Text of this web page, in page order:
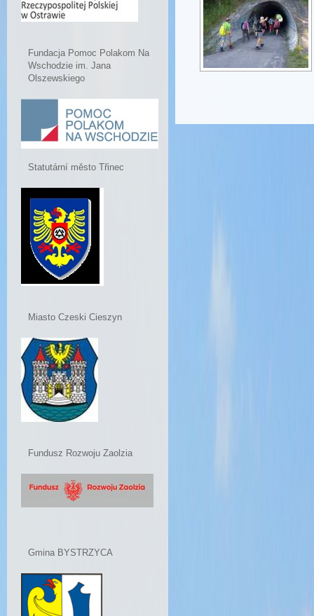
Fundacja Pomoc Polakom Na
Wschodzie im. Jana
Olszewskiego
Statutární město Třinec
Miasto Czeski Cieszyn
Fundusz Rozwoju Zaolzia
Gmina BYSTRZYCA